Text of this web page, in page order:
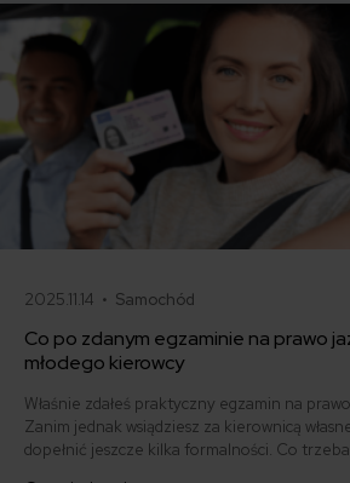
2025.11.14 • Samochód
Co po zdanym egzaminie na prawo
młodego kierowcy
Właśnie zdałeś praktyczny egzamin na
Zanim jednak wsiądziesz za kierownicą
dopełnić jeszcze kilka formalności. Co